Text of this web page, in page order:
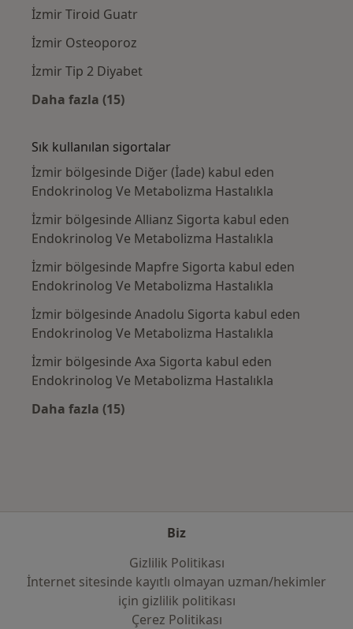
İzmir Tiroid Guatr
İzmir Osteoporoz
İzmir Tip 2 Diyabet
Daha fazla (15)
Sık kullanılan sigortalar
İzmir bölgesinde Diğer (İade) kabul eden
Endokrinolog Ve Metabolizma Hastalıkla
İzmir bölgesinde Allianz Sigorta kabul eden
Endokrinolog Ve Metabolizma Hastalıkla
İzmir bölgesinde Mapfre Sigorta kabul eden
Endokrinolog Ve Metabolizma Hastalıkla
İzmir bölgesinde Anadolu Sigorta kabul eden
Endokrinolog Ve Metabolizma Hastalıkla
İzmir bölgesinde Axa Sigorta kabul eden
Endokrinolog Ve Metabolizma Hastalıkla
Daha fazla (15)
Biz
Gizlilik Politikası
İnternet sitesinde kayıtlı olmayan uzman/hekimler
i̇çin gizlilik politikası
Çerez Politikası